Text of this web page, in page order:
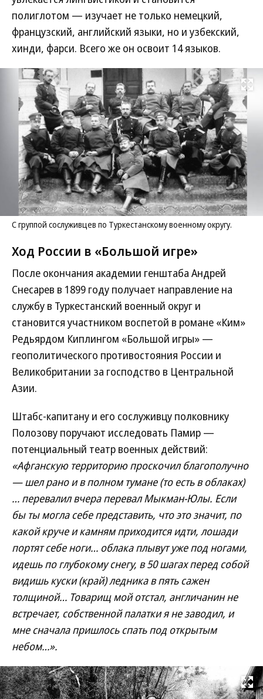
полиглотом — изучает не только немецкий,
французский, английский языки, но и узбекский,
хинди, фарси. Всего же он освоит 14 языков.
Развернуть
С группой сослуживцев по Туркестанскому военному округу.
Ход России в «Большой игре»
После окончания академии генштаба Андрей
Снесарев в 1899 году получает направление на
службу в Туркестанский военный округ и
становится участником воспетой в романе «Ким»
Редьярдом Киплингом «Большой игры» —
геополитического противостояния России и
Великобритании за господство в Центральной
Азии.
Штабс-капитану и его сослуживцу полковнику
Полозову поручают исследовать Памир —
потенциальный театр военных действий:
«Афганскую территорию проскочил благополучно
— шел рано и в полном тумане (то есть в облаках)
… перевалил вчера перевал Мыкман-Юлы. Если
бы ты могла себе представить, что это значит, по
какой круче и камням приходится идти, лошади
портят себе ноги… облака плывут уже под ногами,
идешь по глубокому снегу, в 50 шагах перед собой
видишь куски (край) ледника в пять сажен
толщиной… Товарищ мой отстал, англичанин не
встречает, собственной палатки я не заводил, и
мне сначала пришлось спать под открытым
небом…».
Развернуть